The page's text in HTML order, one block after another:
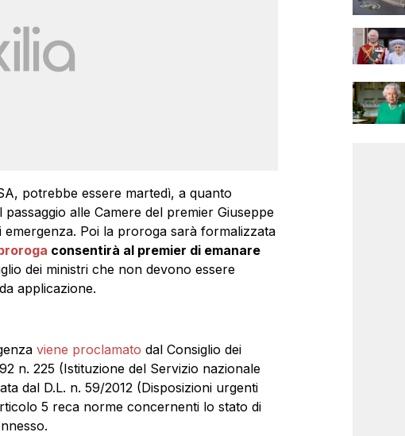
potrebbe essere martedì, a quanto
alle Camere del premier Giuseppe
Poi la proroga sarà formalizzata
consentirà al premier di emanare
dei ministri che non devono essere
applicazione.
viene proclamato dal Consiglio dei
n. 225 (Istituzione del Servizio nazionale
dal D.L. n. 59/2012 (Disposizioni urgenti
5 reca norme concernenti lo stato di